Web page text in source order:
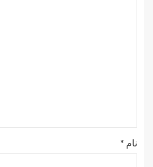
نام *